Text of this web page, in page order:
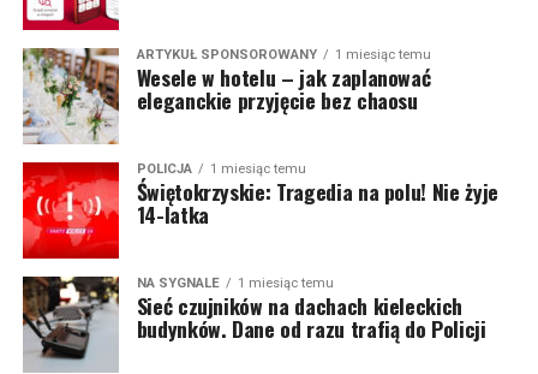
ARTYKUŁ SPONSOROWANY 1 miesiąc temu
Wesele w hotelu – jak zaplanować
eleganckie przyjęcie bez chaosu
POLICJA 1 miesiąc temu
Świętokrzyskie: Tragedia na polu! Nie żyje
14-latka
NA SYGNALE 1 miesiąc temu
Sieć czujników na dachach kieleckich
budynków. Dane od razu trafią do Policji